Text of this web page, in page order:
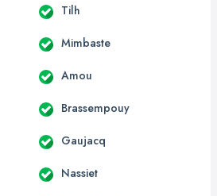
Tilh
Mimbaste
Amou
Brassempouy
Gaujacq
Nassiet